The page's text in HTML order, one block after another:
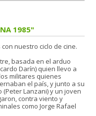
1985"
nuestro ciclo de cine.
basada en el arduo
Darín) quien llevo a
militares quienes
el país, y junto a su
Lanzani) y un joven
contra viento y
como Jorge Rafael